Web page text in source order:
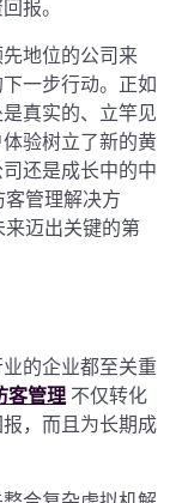
报。
地位的公司来
一步行动。正如
真实的、立竿见
验树立了新的黄
还是成长中的中
客管理解决方
来迈出关键的第
的企业都至关重
客管理 不仅转化
，而且为长期成